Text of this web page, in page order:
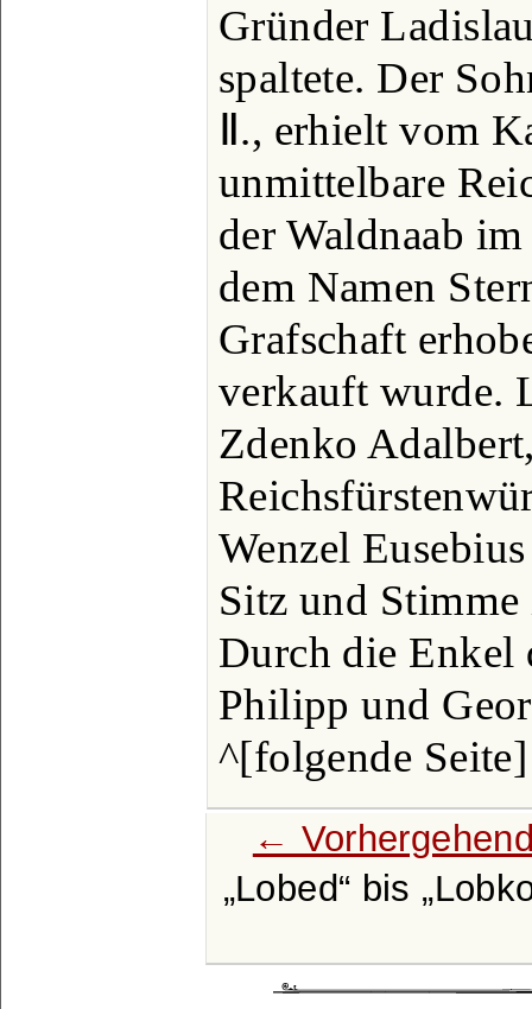
Gründer
spaltete. Der
Ⅱ., erhielt vom
unmittelbare
der Waldnaab
dem Namen
Grafschaft
verkauft wurde.
Zdenko
Wenzel
Sitz und
Durch die Enkel
Philipp und
^[folgende Seite]
←
Lobed
bis